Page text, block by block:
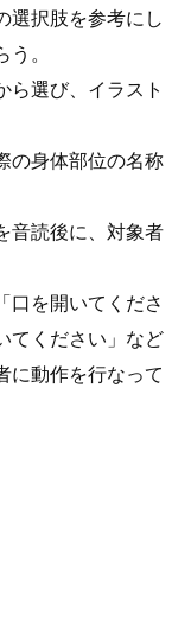
選択肢を参考にし
。
選び、イラスト
の身体部位の名称
音読後に、対象者
口を開いてくださ
てください」など
に動作を行なって